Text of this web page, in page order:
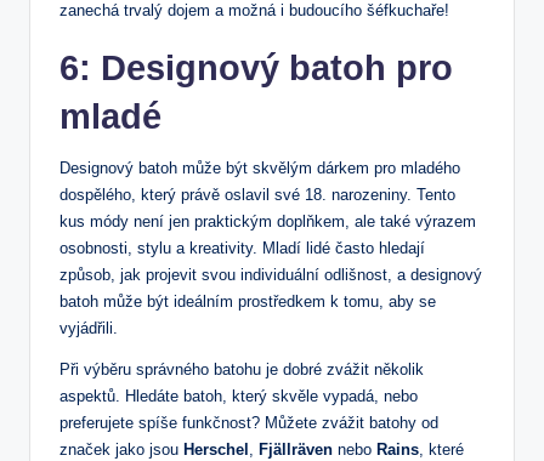
zanechá trvalý dojem a možná i budoucího šéfkuchaře!
6: Designový batoh pro
mladé
Designový batoh může být skvělým dárkem pro mladého
dospělého, který právě oslavil své 18. narozeniny. Tento
kus módy není jen praktickým doplňkem, ale také výrazem
osobnosti, stylu a kreativity. Mladí lidé často hledají
způsob, jak projevit svou individuální odlišnost, a designový
batoh může být ideálním prostředkem k tomu, aby se
vyjádřili.
Při výběru správného batohu je dobré zvážit několik
aspektů. Hledáte batoh, který skvěle vypadá, nebo
preferujete spíše funkčnost? Můžete zvážit batohy od
značek jako jsou Herschel , Fjällräven nebo Rains, které